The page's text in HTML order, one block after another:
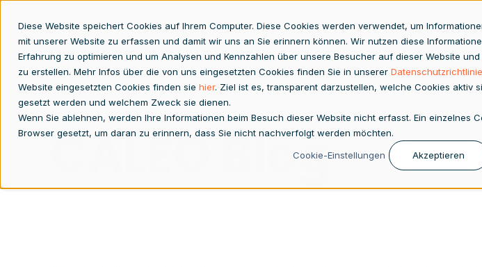
Diese Website speichert Cookies auf Ihrem Computer. Diese Cookies werden verwendet, um
mit unserer Website zu erfassen und damit wir uns an Sie erinnern können. Wir nutzen diese
Erfahrung zu optimieren und um Analysen und Kennzahlen über unsere Besucher auf dieser Website
zu erstellen. Mehr Infos über die von uns eingesetzten Cookies finden Sie in unserer Datenschutzrichtlinie
Website eingesetzten Cookies finden sie hier. Ziel ist es, transparent darzustellen, welche Cookies aktiv
gesetzt werden und welchem Zweck sie dienen.
Wenn Sie ablehnen, werden Ihre Informationen beim Besuch dieser Website nicht erfasst. Ein einzelnes
Browser gesetzt, um daran zu erinnern, dass Sie nicht nachverfolgt werden möchten.
Cookie-Einstellungen Akzeptieren
Konzernabschluss Finanzplanung Analytics ESG
CALEO Blog